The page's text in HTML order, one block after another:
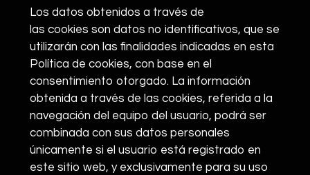
Los datos obtenidos a través de
las cookies son datos no identificativos, que se
utilizarán con las finalidades indicadas en esta
Política de cookies, con base en el
consentimiento otorgado. La información
obtenida a través de las cookies, referida a la
navegación del equipo del usuario, podrá ser
combinada con sus datos personales
únicamente si el usuario está registrado en
este sitio web, y exclusivamente para su uso